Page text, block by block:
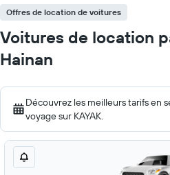
Offres de location de voitures
Voitures de location
Hainan
Découvrez les meilleurs tarifs en
voyage sur KAYAK.